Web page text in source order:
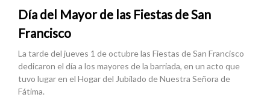
Día del Mayor de las Fiestas de San
Francisco
La tarde del jueves 1 de octubre las Fiestas de San Francisco
dedicaron el día a los mayores de la barriada, en un acto que
tuvo lugar en el Hogar del Jubilado de Nuestra Señora de
Fátima.